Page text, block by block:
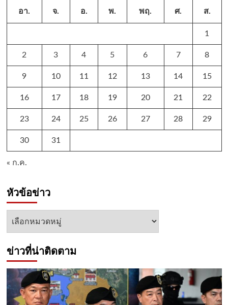
อา. จ. อ. พ. พฤ. ศ. ส.
1
2 3 4 5 6 7 8
9 10 11 12 13 14 15
16 17 18 19 20 21 22
23 24 25 26 27 28 29
30 31
« ก.ค.
หัวข้อข่าว
หัวข้อ
ข่าวที่น่าติดตาม